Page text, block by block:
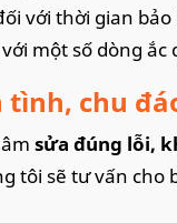
với thời gian
với một số dòng ắc
tình, chu
sửa đúng lỗi,
tôi sẽ tư vấn cho